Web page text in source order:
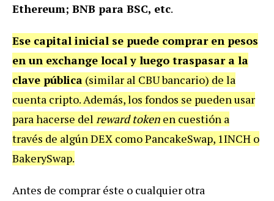
Ethereum; BNB para BSC, etc.
Ese capital inicial se puede comprar en pesos
en un exchange local y luego traspasar a la
clave pública (similar al CBU bancario) de la
cuenta cripto. Además, los fondos se pueden usar
para hacerse del reward token en cuestión a
través de algún DEX como PancakeSwap, 1INCH o
BakerySwap.
Antes de comprar éste o cualquier otra